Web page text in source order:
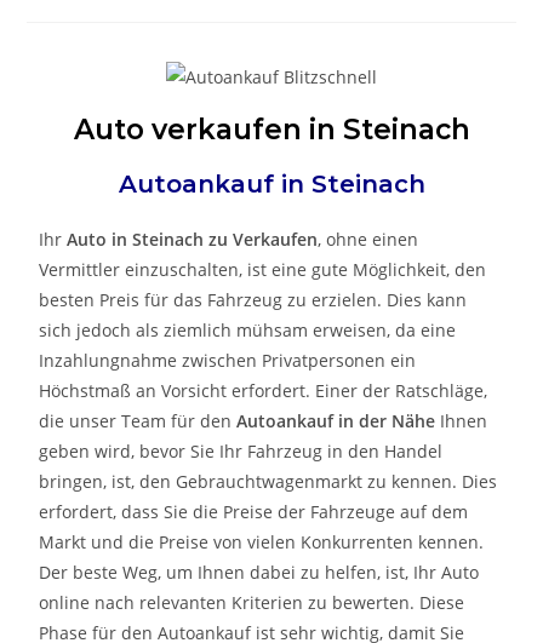
Auto verkaufen in Steinach
Autoankauf in Steinach
IhrAuto inSteinachzuVerkaufen, ohne einen
Vermittler einzuschalten, ist eine gute Möglichkeit, den
besten Preis für das Fahrzeug zu erzielen. Dies kann
sich jedoch als ziemlich mühsam erweisen, da eine
Inzahlungnahme zwischen Privatpersonen ein
Höchstmaß an Vorsicht erfordert. Einer der Ratschläge,
die unser Team für denAutoankauf in der Nähe Ihnen
geben wird, bevor Sie Ihr Fahrzeug in den Handel
bringen, ist, den Gebrauchtwagenmarkt zu kennen. Dies
erfordert, dass Sie die Preise der Fahrzeuge auf dem
Markt und die Preise von vielen Konkurrenten kennen.
Der beste Weg, um Ihnen dabei zu helfen, ist, Ihr Auto
online nach relevanten Kriterien zu bewerten. Diese
Phase für den Autoankauf ist sehr wichtig, damit Sie